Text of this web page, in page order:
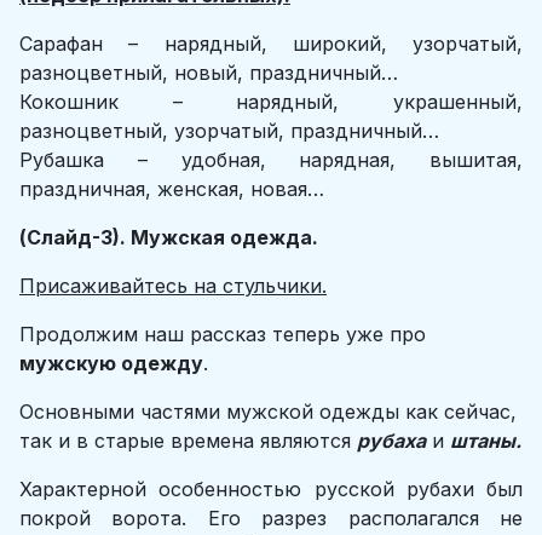
Сарафан – нарядный, широкий, узорчатый,
разноцветный, новый, праздничный…
Кокошник – нарядный, украшенный,
разноцветный, узорчатый, праздничный…
Рубашка – удобная, нарядная, вышитая,
праздничная, женская, новая…
(Слайд-3). Мужская одежда.
Присаживайтесь на стульчики.
Продолжим наш рассказ теперь уже про
мужскую одежду.
Основными частями мужской одежды как сейчас,
так и в старые времена являются рубахаи штаны.
Характерной особенностью русской рубахи был
покрой ворота. Его разрез располагался не